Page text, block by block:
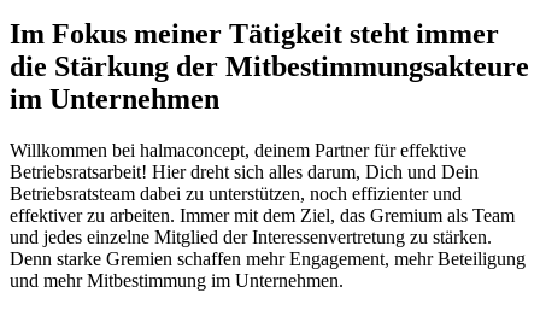
Im Fokus meiner Tätigkeit steht immer
die Stärkung der Mitbestimmungsakteure
im Unternehmen
Willkommen bei halmaconcept, deinem Partner für effektive
Betriebsratsarbeit! Hier dreht sich alles darum, Dich und Dein
Betriebsratsteam dabei zu unterstützen, noch effizienter und
effektiver zu arbeiten. Immer mit dem Ziel, das Gremium als Team
und jedes einzelne Mitglied der Interessenvertretung zu stärken.
Denn starke Gremien schaffen mehr Engagement, mehr Beteiligung
und mehr Mitbestimmung im Unternehmen.